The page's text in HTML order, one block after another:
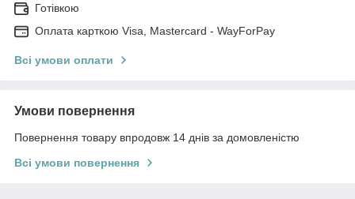
Готівкою
Оплата карткою Visa, Mastercard - WayForPay
Всі умови оплати
Умови повернення
Повернення товару впродовж 14 днів за домовленістю
Всі умови повернення